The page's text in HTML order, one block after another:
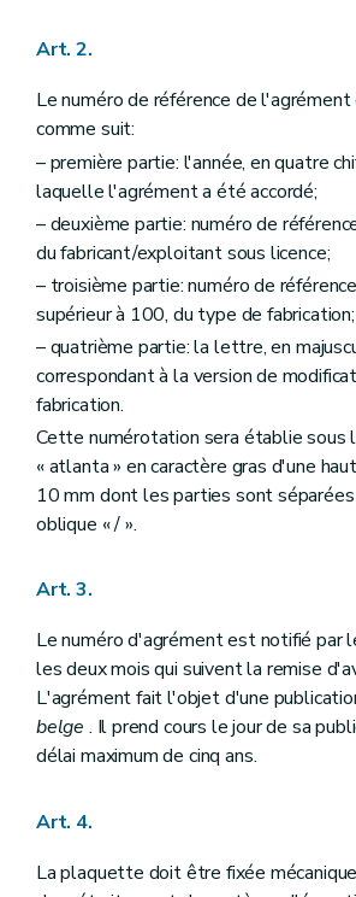
Art. 2.
Le numéro de référence de
comme suit:
– première partie: l'année, en quatre
laquelle l'agrément a été accordé;
– deuxième partie: numéro de
du fabricant/exploitant sous licence;
– troisième partie: numéro de
supérieur à 100, du type de fabrication;
– quatrième partie: la lettre, en
correspondant à la version de
fabrication.
Cette numérotation sera établie sous
« atlanta » en caractère gras d'une
10 mm dont les parties sont séparées
oblique « / ».
Art. 3.
Le numéro d'agrément est notifié par
les deux mois qui suivent la remise
L'agrément fait l'objet d'une
belge . Il prend cours le jour de sa
délai maximum de cinq ans.
Art. 4.
La plaquette doit être fixée